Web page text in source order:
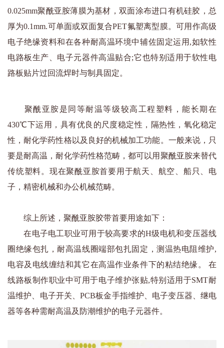
0.025mm聚酰亚胺薄膜为基材，双面涂布进口有机硅胶，总
厚为0.1mm.可单面或双面复合PET氟塑离型膜。可用作高级
电子绝缘资料和在各种耐高温环境中辅佐固定运用,如软性
电路板生产、电子元器件高温贴合;它也特别适用于软性电
路板贴片过回流焊时与制具固定。
聚酰亚胺是同等耐温等级较高工程塑料，能长期在
430℃下运用，具有优良的尺度稳定性，隔热性，氧化稳定
性，耐化学药性格以及良好的机械加工功能。一般来说，只
要是耐高温，耐化学药性格范畴，都可以用聚酰亚胺来替代
传统塑料。现在聚酰亚胺首要用于航天、航空、船只、电
子，精密机械和办公机械范畴。
综上所述，聚酰亚胺胶带首要用途如下：
在电子电工职业可用于较高要求的H级电机和变压器线
圈绝缘包扎，耐高温线圈端部包扎固定，测温热电阻维护,
电容及电线缠结和其它在高温作业条件下的粘结绝缘。 在
线路板制作职业中可用于电子维护张贴,特别适用于SMT耐
温维护、电子开关、PCB板金手指维护、电子变压器、继电
器等各种需耐高温及防潮维护的电子元器件。